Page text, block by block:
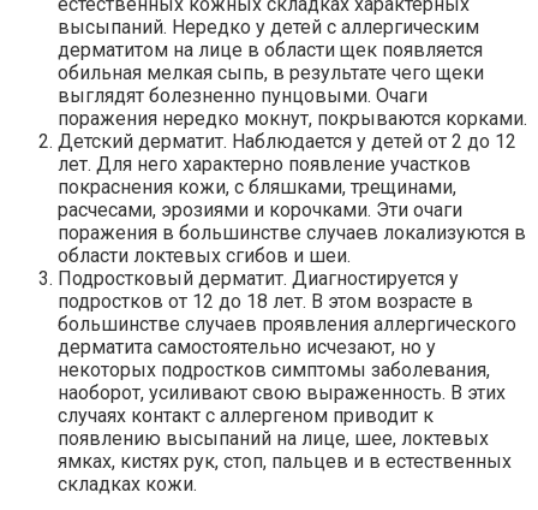
высыпаний. Нередко у детей с аллергическим
дерматитом на лице в области щек появляется
обильная мелкая сыпь, в результате чего щеки
выглядят болезненно пунцовыми. Очаги
поражения нередко мокнут, покрываются корками.
Детский дерматит. Наблюдается у детей от 2 до 12
лет. Для него характерно появление участков
покраснения кожи, с бляшками, трещинами,
расчесами, эрозиями и корочками. Эти очаги
поражения в большинстве случаев локализуются в
области локтевых сгибов и шеи.
Подростковый дерматит. Диагностируется у
подростков от 12 до 18 лет. В этом возрасте в
большинстве случаев проявления аллергического
дерматита самостоятельно исчезают, но у
некоторых подростков симптомы заболевания,
наоборот, усиливают свою выраженность. В этих
случаях контакт с аллергеном приводит к
появлению высыпаний на лице, шее, локтевых
ямках, кистях рук, стоп, пальцев и в естественных
складках кожи.